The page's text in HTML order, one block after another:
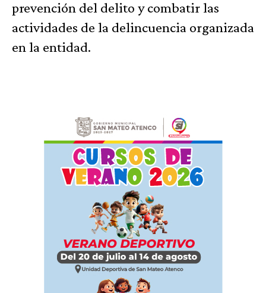
prevención del delito y combatir las
actividades de la delincuencia organizada
en la entidad.